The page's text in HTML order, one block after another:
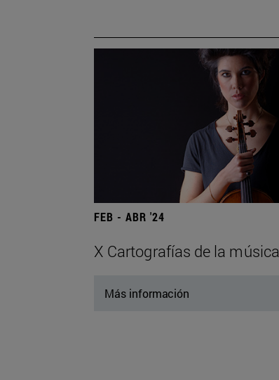
FEB - ABR '24
X Cartografías de la música
Más información